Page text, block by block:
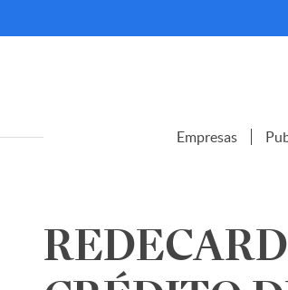
Empresas